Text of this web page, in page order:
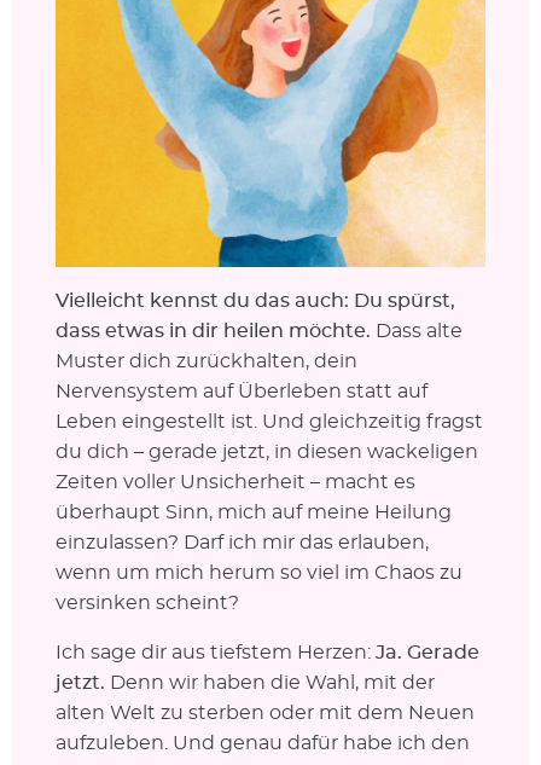
Vielleicht kennst du das auch: Du spürst,
dass etwas in dir heilen möchte. Dass alte
Muster dich zurückhalten, dein
Nervensystem auf Überleben statt auf
Leben eingestellt ist. Und gleichzeitig fragst
du dich – gerade jetzt, in diesen wackeligen
Zeiten voller Unsicherheit – macht es
überhaupt Sinn, mich auf meine Heilung
einzulassen? Darf ich mir das erlauben,
wenn um mich herum so viel im Chaos zu
versinken scheint?
Ich sage dir aus tiefstem Herzen: Ja. Gerade
jetzt. Denn wir haben die Wahl, mit der
alten Welt zu sterben oder mit dem Neuen
aufzuleben. Und genau dafür habe ich den